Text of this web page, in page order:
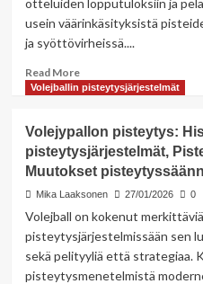
Ainulaisten
pisteytysjärjestelmien
otteluiden lopputuloksiin ja
usein väärinkäsityksistä
ja syöttövirheissä....
Read MoreRead
more
pisteytys:
Pisteytyserot,
Pisteytyskorjaukset,
Pisteytyshaasteet
Volejballin pisteytysjärjestelmät
Volejypallon pisteytys:
pisteytysjärjestelmät,
Muutokset
Mika Laaksonen 27/01/2026 0
Volejball on kokenut
pisteytysjärjestelmissään sen
sekä pelityyliä että strategiaa.
pisteytysmenetelmistä